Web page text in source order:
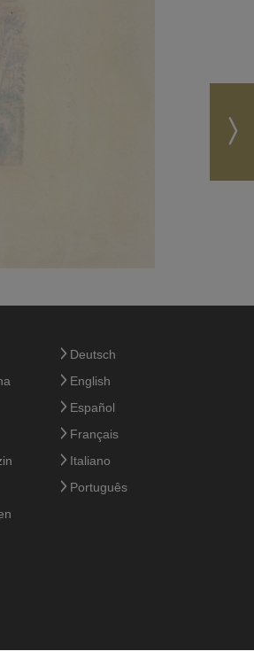
Deutsch
English
Español
Français
Italiano
Português